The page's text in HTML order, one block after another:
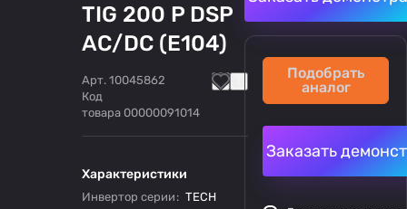
TIG 200 P DSP
AC/DC (E104)
Арт. 10045862
Код
товара 00000091014
Характеристики
Инвертор серии : TECH
Подобрать
аналог
Заказать